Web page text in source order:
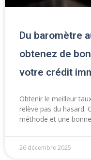
Du baromètre
obtenez de
votre crédit
Obtenir le meilleur
relève pas du hasard.
méthode et une
26 décembre 2025